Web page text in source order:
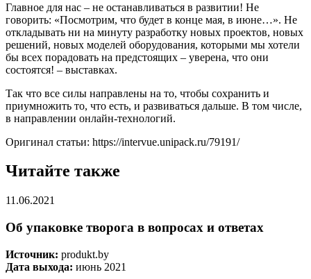
Главное для нас – не останавливаться в развитии! Не
говорить: «Посмотрим, что будет в конце мая, в июне…». Не
откладывать ни на минуту разработку новых проектов, новых
решений, новых моделей оборудования, которыми мы хотели
бы всех порадовать на предстоящих – уверена, что они
состоятся! – выставках.
Так что все силы направлены на то, чтобы сохранить и
приумножить то, что есть, и развиваться дальше. В том числе,
в направлении онлайн-технологий.
Оригинал статьи: https://intervue.unipack.ru/79191/
Читайте также
11.06.2021
Об упаковке творога в вопросах и ответах
Источник: produkt.by
Дата выхода: июнь 2021